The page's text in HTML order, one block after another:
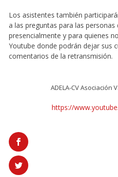
Los asistentes también
a las preguntas para las
presencialmente y para quienes
Youtube donde podrán dejar sus
comentarios de la retransmisión.
ADELA-CV Asociación
https://